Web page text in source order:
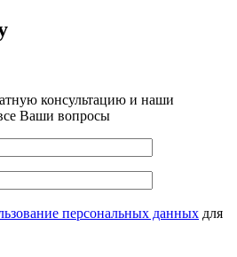
консультацию и наши
Ваши вопросы
персональных данных для